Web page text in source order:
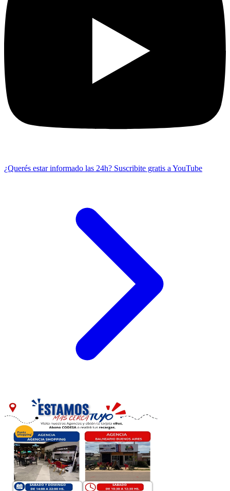
¿Querés estar informado las 24h? Suscribite gratis a YouTube